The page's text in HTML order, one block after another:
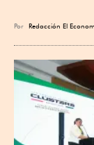
Por Redacción El